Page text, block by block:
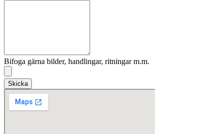
Bifoga gärna bilder, handlingar, ritningar m.m.
Skicka